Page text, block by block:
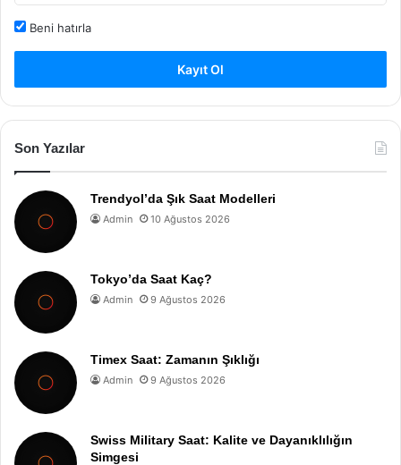
Beni hatırla
Kayıt Ol
Son Yazılar
Trendyol’da Şık Saat Modelleri
Admin 10 Ağustos 2026
Tokyo’da Saat Kaç?
Admin 9 Ağustos 2026
Timex Saat: Zamanın Şıklığı
Admin 9 Ağustos 2026
Swiss Military Saat: Kalite ve Dayanıklılığın
Simgesi